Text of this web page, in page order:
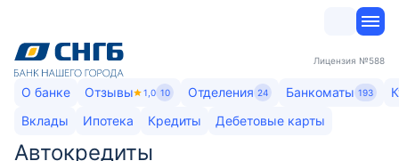
Лицензия №588
О банке Отзывы 1,0 10 Отделения 24 Банкоматы 193
Вклады
Ипотека Кредиты Дебетовые карты
Автокредиты